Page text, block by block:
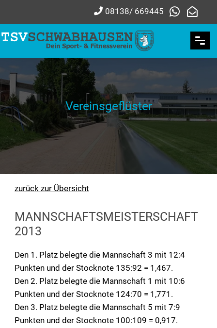
08138/ 669445
Vereinsgeflüster
zurück zur Übersicht
MANNSCHAFTSMEISTERSCHAFT
2013
Den 1. Platz belegte die Mannschaft 3 mit 12:4
Punkten und der Stocknote 135:92 = 1,467.
Den 2. Platz belegte die Mannschaft 1 mit 10:6
Punkten und der Stocknote 124:70 = 1,771.
Den 3. Platz belegte die Mannschaft 5 mit 7:9
Punkten und der Stocknote 100:109 = 0,917.